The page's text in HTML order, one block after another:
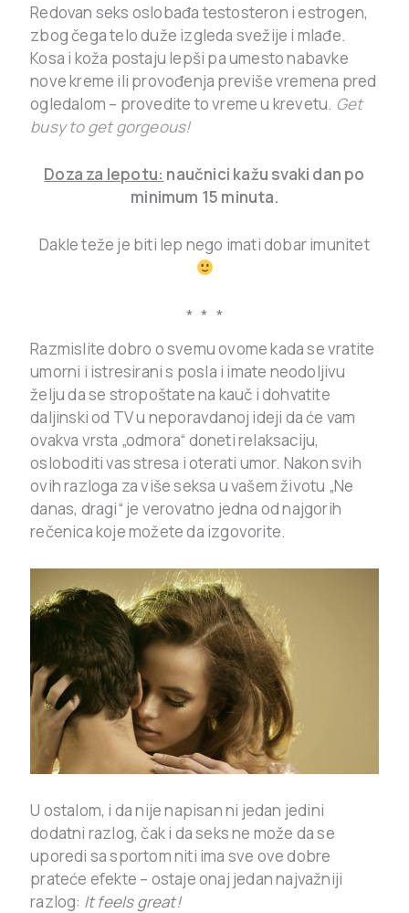
Redovan seks oslobađa testosteron i estrogen,
zbog čega telo duže izgleda svežije i mlađe.
Kosa i koža postaju lepši pa umesto nabavke
nove kreme ili provođenja previše vremena pred
ogledalom – provedite to vreme u krevetu. Get
busy to get gorgeous!
Doza za lepotu: naučnici kažu svaki dan po
minimum 15 minuta.
Dakle teže je biti lep nego imati dobar imunitet
* * *
Razmislite dobro o svemu ovome kada se vratite
umorni i istresirani s posla i imate neodoljivu
želju da se stropoštate na kauč i dohvatite
daljinski od TV u neporavdanoj ideji da će vam
ovakva vrsta „odmora“ doneti relaksaciju,
osloboditi vas stresa i oterati umor. Nakon svih
ovih razloga za više seksa u vašem životu „Ne
danas, dragi“ je verovatno jedna od najgorih
rečenica koje možete da izgovorite.
U ostalom, i da nije napisan ni jedan jedini
dodatni razlog, čak i da seks ne može da se
uporedi sa sportom niti ima sve ove dobre
prateće efekte – ostaje onaj jedan najvažniji
razlog: It feels great!